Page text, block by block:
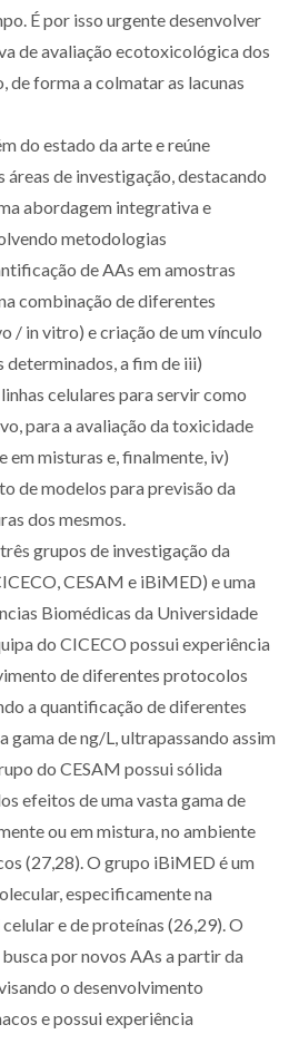
É por isso urgente desenvolver
de avaliação ecotoxicológica dos
de forma a colmatar as lacunas
do estado da arte e reúne
de investigação, destacando
abordagem integrativa e
metodologias
de AAs em amostras
combinação de diferentes
/ in vitro) e criação de um vínculo
a fim de iii)
celulares para servir como
para a avaliação da toxicidade
em misturas e, finalmente, iv)
de modelos para previsão da
dos mesmos.
grupos de investigação da
CESAM e iBiMED) e uma
Biomédicas da Universidade
do CICECO possui experiência
de diferentes protocolos
a quantificação de diferentes
de ng/L, ultrapassando assim
do CESAM possui sólida
efeitos de uma vasta gama de
ou em mistura, no ambiente
(27,28). O grupo iBiMED é um
especificamente na
e de proteínas (26,29). O
por novos AAs a partir da
o desenvolvimento
e possui experiência